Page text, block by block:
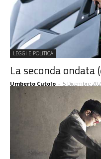
LEGGI E POLITICA
La seconda ondata
Umberto Cutolo - 5 Dicembre